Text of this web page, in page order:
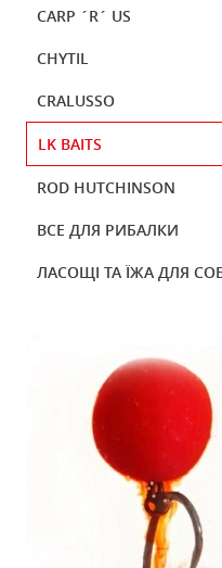
CARP ´R´ US
CHYTIL
CRALUSSO
LK BAITS
ROD HUTCHINSON
ВСЕ ДЛЯ РИБАЛКИ
ЛАСОЩІ ТА ЇЖА ДЛЯ